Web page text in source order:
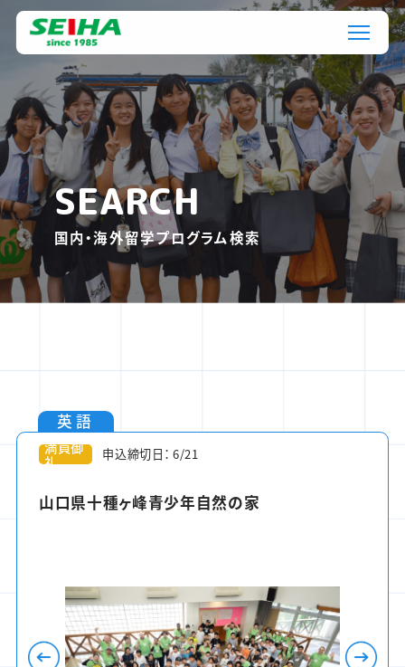
SEARCH
国内・海外留学プログラム検索
英語
満員御
礼
申込締切日： 6/21
山口県十種ヶ峰青少年自然の家